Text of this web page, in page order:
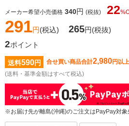
メーカー希望小売価格 340円 (税抜) 22
291円(税込) 265円(税抜)
2ポイント
送料590円 合せ買い商品合計2,980円以
(送料・基準金額はすべて税込)
※お届け先が離島(沖縄)のご注文はPayPay対象